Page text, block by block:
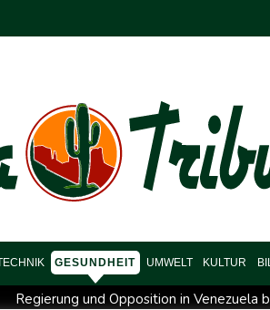
GESUNDHEIT UMWELT KULTUR
Regierung und Opposition in Venezuela